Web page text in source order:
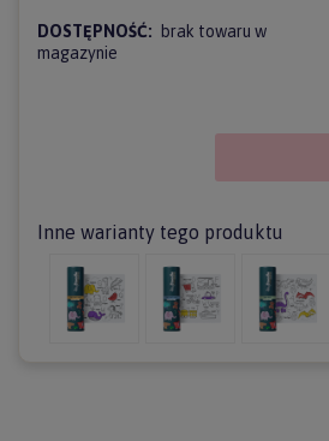
DOSTĘPNOŚĆ:
brak towaru w
magazynie
Inne warianty tego produktu